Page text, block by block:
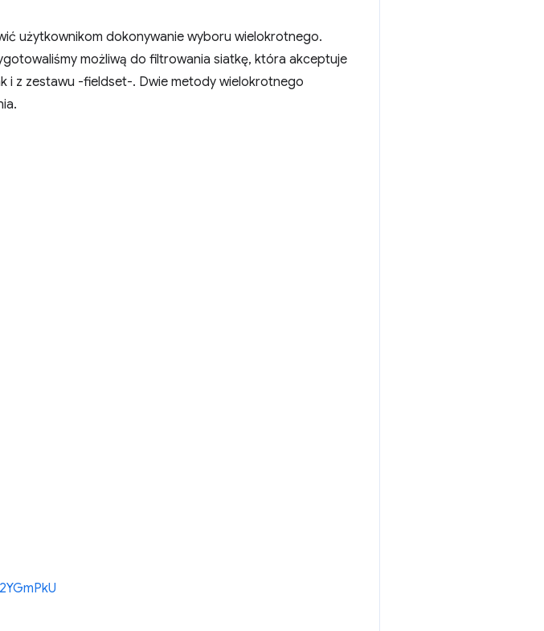
użytkownikom dokonywanie wyboru wielokrotnego.
możliwą do filtrowania siatkę, która akceptuje
i z zestawu -fieldset-. Dwie metody wielokrotnego